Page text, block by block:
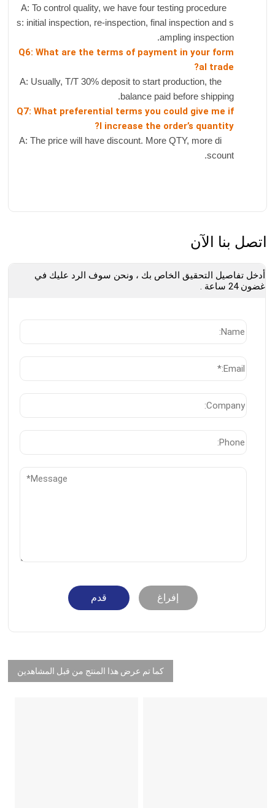
A: To control quality, we have four testing procedure
s: initial inspection, re-inspection, final inspection and s
ampling inspection.
Q6: What are the terms of payment in your form
al trade?
A: Usually, T/T 30% deposit to start production, the
balance paid before shipping.
Q7: What preferential terms you could give me if
I increase the order’s quantity?
A: The price will have discount. More QTY, more di
scount.
اتصل بنا الآن
أدخل تفاصيل التحقيق الخاص بك ، ونحن سوف الرد عليك في
غضون 24 ساعة .
قدم إفراغ
كما تم عرض هذا المنتج من قبل المشاهدين